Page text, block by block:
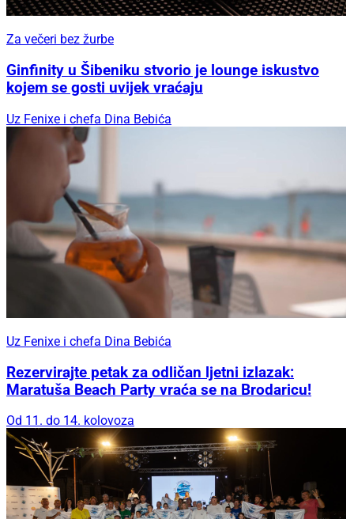
Za večeri bez žurbe
Ginfinity u Šibeniku stvorio je lounge iskustvo
kojem se gosti uvijek vraćaju
Uz Fenixe i chefa Dina Bebića
Uz Fenixe i chefa Dina Bebića
Rezervirajte petak za odličan ljetni izlazak:
Maratuša Beach Party vraća se na Brodaricu!
Od 11. do 14. kolovoza